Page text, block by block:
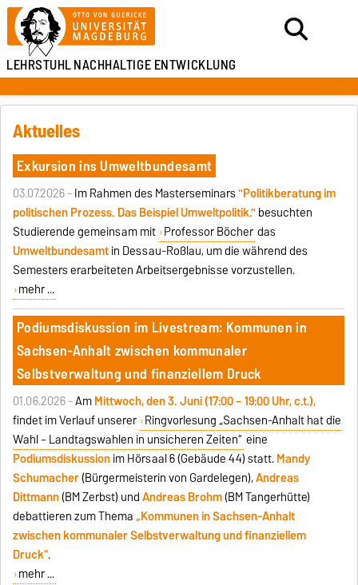
LEHRSTUHLNACHHALTIGE ENTWICKLUNG
Aktuelles
Exkursion ins Umweltbundesamt
03.07.2026 -Im Rahmen des Masterseminars"Politikberatung im
politischen Prozess. Das Beispiel Umweltpolitik." besuchten
Studierende gemeinsam mit Professor Böcher das
Umweltbundesamtin Dessau-Roßlau, um die während des
Semesters erarbeiteten Arbeitsergebnisse vorzustellen.
mehr ...
Podiumsdiskussion im Livestream: Kommunen in
Sachsen-Anhalt zwischen kommunaler
Selbstverwaltung und finanziellem Druck
01.06.2026 -AmMittwoch, den 3. Juni (17:00 – 19:00 Uhr, c.t.),
findet im Verlauf unserer Ringvorlesung „Sachsen-Anhalt hat die
Wahl – Landtagswahlen in unsicheren Zeiten“ eine
Podiumsdiskussionim Hörsaal 6 (Gebäude 44) statt.Mandy
Schumacher(Bürgermeisterin von Gardelegen),Andreas
Dittmann(BM Zerbst) undAndreas Brohm(BM Tangerhütte)
debattieren zum Thema„Kommunen in Sachsen-Anhalt
zwischen kommunaler Selbstverwaltung und finanziellem
Druck“.
mehr ...